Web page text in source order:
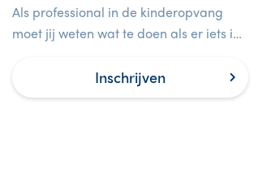
Als professional in de kinderopvang
moet jij weten wat te doen als er iets is
Inschrijven